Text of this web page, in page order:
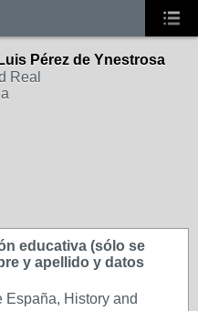
Pérez de Ynestrosa
Real
educativa (sólo se
y apellido y datos
History and